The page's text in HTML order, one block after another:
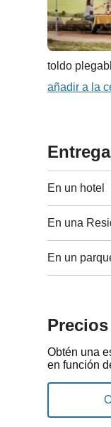
toldo
añadir a la
En un hotel
En una
En un
Obtén una
en función